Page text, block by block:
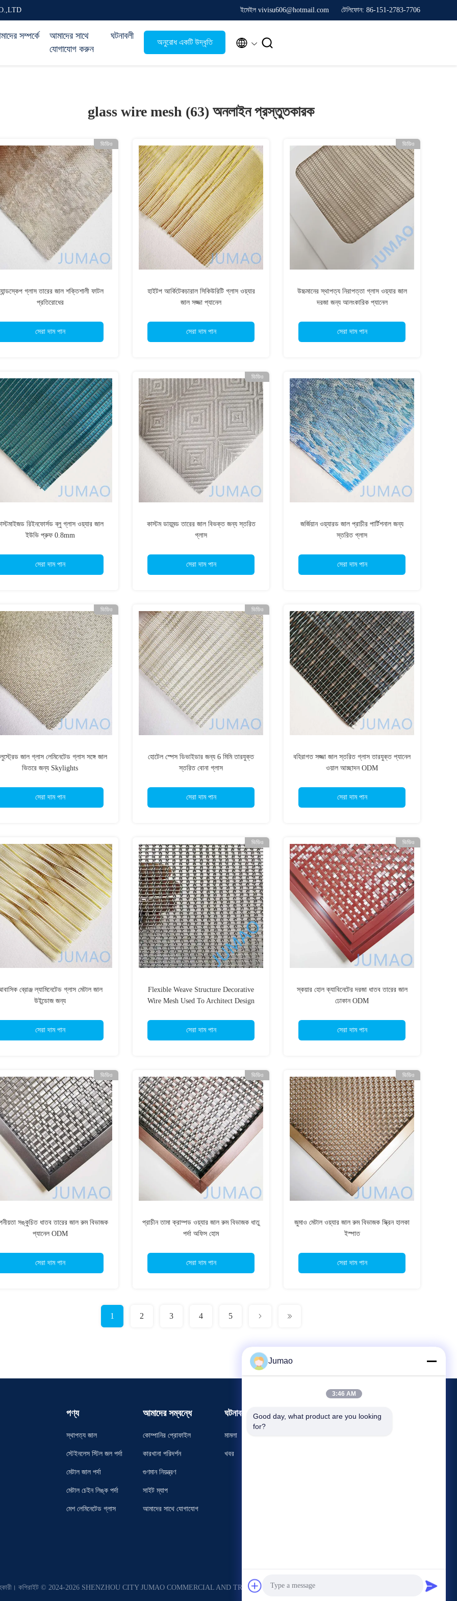
ইমেইল vivisu606@hotmail.com টেলিফোন: 86-151-2783-7706
সম্পর্কে
আমাদের সাথে
যোগাযোগ করুন
ঘটনাবলী
অনুরোধ একটি উদ্ধৃতি  
glass wire mesh (63) অনলাইন প্রস্তুতকারক
ভিডিও
গ্লাস তারের জাল শক্তিশালী ফাটল
প্রতিরোধের
সেরা দাম পান
হাইটপ আর্কিটেকচারাল সিকিউরিটি গ্লাস ওয়্যার
জাল সজ্জা প্যানেল
সেরা দাম পান
ভিডিও
উচ্চমানের স্থাপত্য নিরাপত্তা গ্লাস ওয়্যার জাল
দরজা জন্য আলংকারিক প্যানেল
সেরা দাম পান
রিইনফোর্সড ব্লু গ্লাস ওয়্যার জাল
ইউভি প্রুফ 0.8mm
সেরা দাম পান
ভিডিও
কাস্টম ডায়মন্ড তারের জাল বিভক্ত জন্য স্তরিত
গ্লাস
সেরা দাম পান
জর্জিয়ান ওয়্যারড জাল প্রাচীর পার্টিশনাল জন্য
স্তরিত গ্লাস
সেরা দাম পান
ভিডিও
জাল গ্লাস লেমিনেটেড গ্লাস সঙ্গে জাল
ভিতরে জন্য Skylights
সেরা দাম পান
ভিডিও
হোটেল স্পেস ডিভাইডার জন্য 6 মিমি তারযুক্ত
স্তরিত বোনা গ্লাস
সেরা দাম পান
বহিরাগত সজ্জা জাল স্তরিত গ্লাস তারযুক্ত প্যানেল
ওয়াল আচ্ছাদন ODM
সেরা দাম পান
ব্রোঞ্জ ল্যামিনেটেড গ্লাস মেটাল জাল
উইন্ডোজ জন্য
সেরা দাম পান
ভিডিও
Flexible Weave Structure Decorative
Wire Mesh Used To Architect Design
সেরা দাম পান
ভিডিও
স্কয়ার হোল ক্যাবিনেটের দরজা ধাতব তারের জাল
ঢোকান ODM
সেরা দাম পান
ভিডিও
সঙ্কুচিত ধাতব তারের জাল রুম বিভাজক
প্যানেল ODM
সেরা দাম পান
ভিডিও
প্রাচীন তামা ক্রাম্পড ওয়্যার জাল রুম বিভাজক ধাতু
পর্দা অফিস হোম
সেরা দাম পান
ভিডিও
জুমাও মেটাল ওয়্যার জাল রুম বিভাজক স্ক্রিন হালকা
ইস্পাত
সেরা দাম পান
1 2 3 4 5
পণ্য
স্থাপত্য জাল
স্টেইনলেস স্টিল জল পর্দা
মেটাল জাল পর্দা
মেটাল চেইন লিঙ্ক পর্দা
মেশ লেমিনেটেড গ্লাস
আমাদের সম্বন্ধে
কোম্পানির প্রোফাইল
কারখানা পরিদর্শন
গুণমান নিয়ন্ত্রণ
সাইট ম্যাপ
আমাদের সাথে যোগাযোগ
ঘটনাবলী
মামলা
খবর
অনুরোধ একটি উদ্ধৃতি
কপিরাইট © 2024-2026 SHENZHOU CITY JUMAO COMMERCIAL AND TRADING CO.,LTD . সমস্ত অধিকার সংরক্ষিত.
Jumao
3:46 AM
Good day, what product are you looking
for?